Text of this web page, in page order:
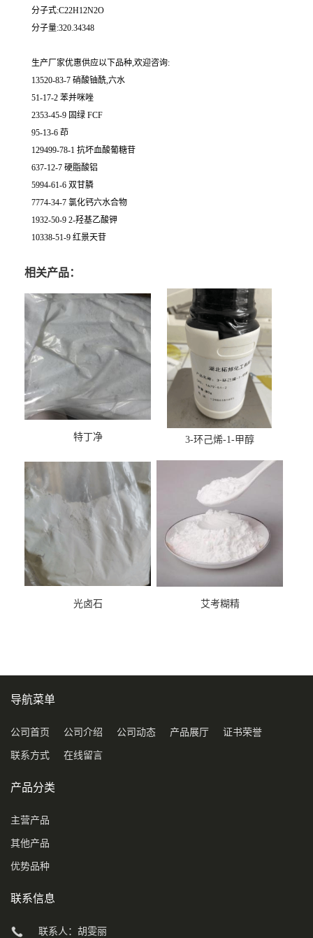
分子式:C22H12N2O
分子量:320.34348
生产厂家优惠供应以下品种,欢迎咨询:
13520-83-7 硝酸铀酰,六水
51-17-2 苯并咪唑
2353-45-9 固绿 FCF
95-13-6 茚
129499-78-1 抗坏血酸葡糖苷
637-12-7 硬脂酸铝
5994-61-6 双甘膦
7774-34-7 氯化钙六水合物
1932-50-9 2-羟基乙酸钾
10338-51-9 红景天苷
相关产品：
特丁净 3-环己烯-1-甲醇
光卤石 艾考糊精
导航菜单
公司首页 公司介绍 公司动态 产品展厅 证书荣誉
联系方式 在线留言
产品分类
主营产品
其他产品
优势品种
联系信息
联系人：胡雯丽